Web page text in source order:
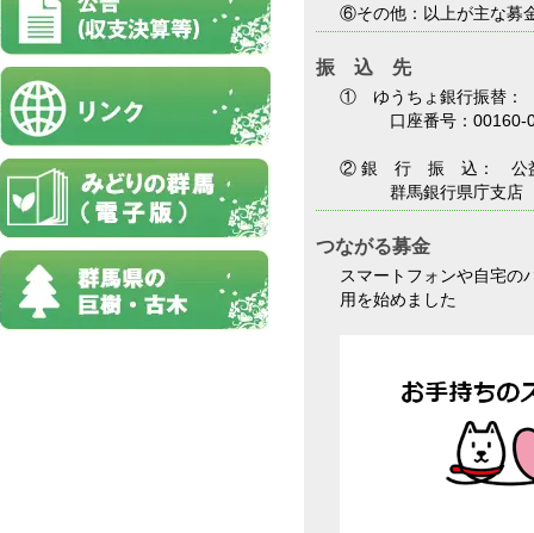
⑥その他：以上が主な募
振 込 先
① ゆうちょ銀行振替：
口座番号：00160-
② 銀 行 振 込： 公益
群馬銀行県庁支店
つながる募金
スマートフォンや自宅の
用を始めました